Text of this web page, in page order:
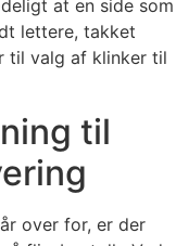
at en side som
lettere, takket
til valg af klinker til
til
over for, er der